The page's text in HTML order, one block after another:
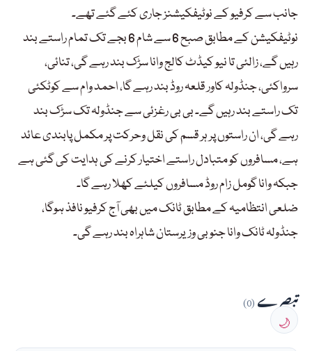
جانب سے کرفیو کے نوٹیفکیشنز جاری کئے گئے تھے۔
نوٹیفکیشن کے مطابق صبح 6 سے شام 6 بجے تک تمام راستے بند
رہیں گے، زالئی تا نیو کیڈٹ کالج وانا سڑک بند رہے گی، تنائی،
سرواکئی، جنڈولہ کاور قلعہ روڈ بند رہے گا، احمد وام سے کوٹکئی
تک راستے بند رہیں گے۔ بی بی رغزئی سے جنڈولہ تک سڑک بند
رہے گی، ان راستوں پر ہر قسم کی نقل وحرکت پر مکمل پابندی عائد
ہے، مسافروں کو متبادل راستے اختیار کرنے کی ہدایت کی گئی ہے
جبکہ وانا گومل زام روڈ مسافروں کیلئے کھلا رہے گا۔
ضلعی انتظامیہ کے مطابق ٹانک میں بھی آج کرفیو نافذ ہوگا،
جنڈولہ ٹانک وانا جنوبی وزیرستان شاہراہ بند رہے گی۔
تبصرے(0)
🌙